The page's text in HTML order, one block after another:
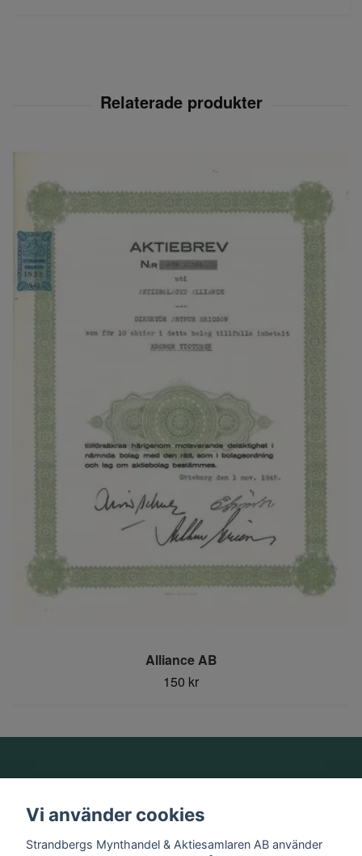
Alliance AB
150 kr
Information
Vi använder cookies
Strandbergs Mynthandel & Aktiesamlaren AB använder